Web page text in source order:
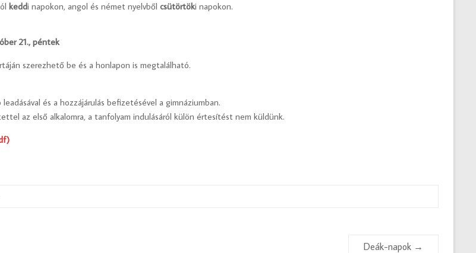
keddi napokon, angol és német nyelvbőlcsütörtöki napokon.
21., péntek
szerezhető be és a honlapon is megtalálható.
és a hozzájárulás befizetésével a gimnáziumban.
az első alkalomra, a tanfolyam indulásáról külön értesítést nem küldünk.
Deák-napok →